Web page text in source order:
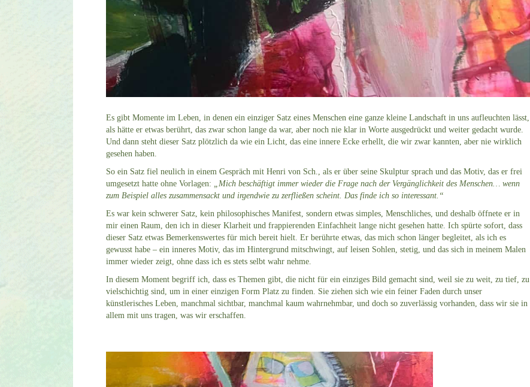
Es gibt Momente im Leben, in denen ein einziger Satz eines Menschen eine ganze kleine Landschaft in uns aufleuchten lässt,
als hätte er etwas berührt, das zwar schon lange da war, aber noch nie klar in Worte ausgedrückt und weiter gedacht wurde.
Und dann steht dieser Satz plötzlich da wie ein Licht, das eine innere Ecke erhellt, die wir zwar kannten, aber nie wirklich
gesehen haben.
So ein Satz fiel neulich in einem Gespräch mit Henri von Sch., als er über seine Skulptur sprach und das Motiv, das er frei
umgesetzt hatte ohne Vorlagen: „Mich beschäftigt immer wieder die Frage nach der Vergänglichkeit des Menschen… wenn
zum Beispiel alles zusammensackt und irgendwie zu zerfließen scheint. Das finde ich so interessant.“
Es war kein schwerer Satz, kein philosophisches Manifest, sondern etwas simples, Menschliches, und deshalb öffnete er in
mir einen Raum, den ich in dieser Klarheit und frappierenden Einfachheit lange nicht gesehen hatte. Ich spürte sofort, dass
dieser Satz etwas Bemerkenswertes für mich bereit hielt. Er berührte etwas, das mich schon länger begleitet, als ich es
gewusst habe – ein inneres Motiv, das im Hintergrund mitschwingt, auf leisen Sohlen, stetig, und das sich in meinem Malen
immer wieder zeigt, ohne dass ich es stets selbt wahr nehme.
In diesem Moment begriff ich, dass es Themen gibt, die nicht für ein einziges Bild gemacht sind, weil sie zu weit, zu tief, zu
vielschichtig sind, um in einer einzigen Form Platz zu finden. Sie ziehen sich wie ein feiner Faden durch unser
künstlerisches Leben, manchmal sichtbar, manchmal kaum wahrnehmbar, und doch so zuverlässig vorhanden, dass wir sie in
allem mit uns tragen, was wir erschaffen.